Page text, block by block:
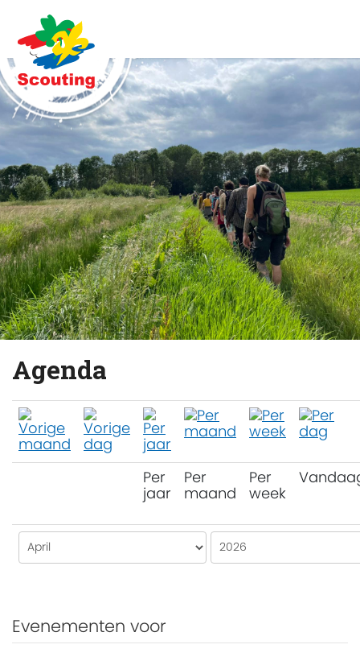
Agenda
Per
jaar
Per
maand
Per
week
Evenementen voor